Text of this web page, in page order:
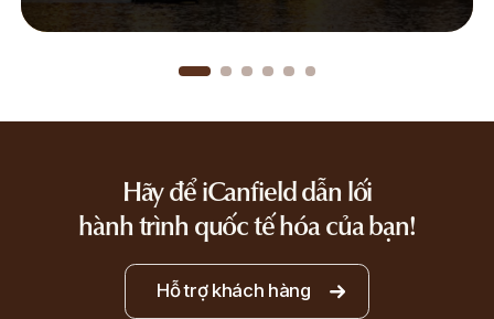
Hãy để iCanfield dẫn lối
hành trình quốc tế hóa của bạn!
Hỗ trợ khách hàng